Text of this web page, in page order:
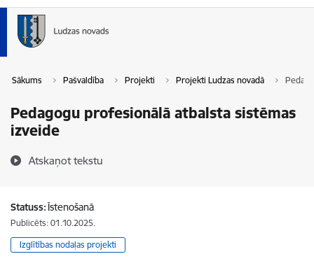
Sākums Pašvaldība Projekti Projekti Ludzas novadā
Pedagogu profesionālā atbalsta sistēmas
izveide
Atskaņot tekstu
Statuss:Īstenošanā
Publicēts: 01.10.2025.
Izglītības nodaļas projekti